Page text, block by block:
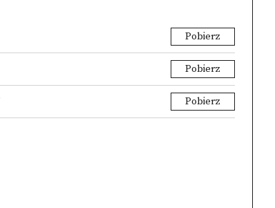
Pobierz
Pobierz
Pobierz